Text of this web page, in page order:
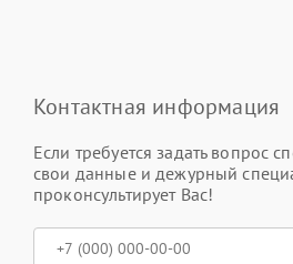
Контактная информация
Если требуется задать вопрос
свои данные и дежурный
проконсультирует Вас!